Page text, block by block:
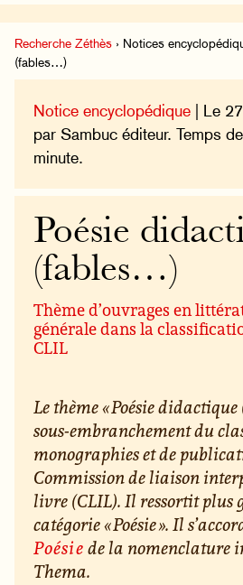
Recherche Zéthès › Notices
(fables…)
Notice encyclopédique | Le
par Sambuc éditeur. Temps
minute.
Poésie
(fables…)
Thème d’ouvrages en
générale dans la
CLIL
Le thème « Poésie
sous-embranchement du
monographies et de
Commission de liaison
livre (CLIL). Il ressortit plus
catégorie « Poésie ». Il
Poésiede la nomenclature
Thema.